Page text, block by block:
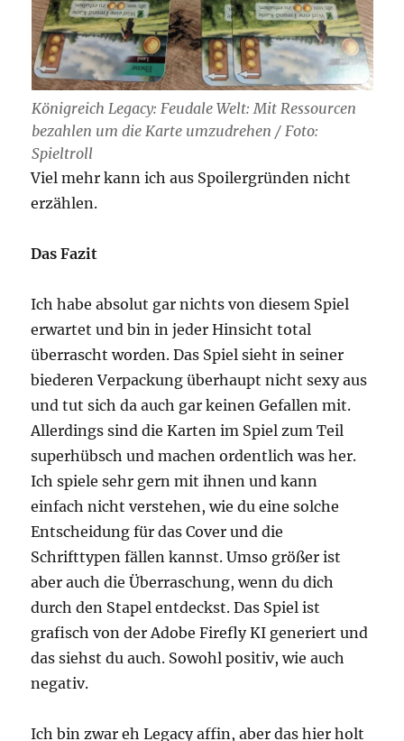
Königreich Legacy: Feudale Welt: Mit Ressourcen
bezahlen um die Karte umzudrehen / Foto:
Spieltroll
Viel mehr kann ich aus Spoilergründen nicht
erzählen.
Das Fazit
Ich habe absolut gar nichts von diesem Spiel
erwartet und bin in jeder Hinsicht total
überrascht worden. Das Spiel sieht in seiner
biederen Verpackung überhaupt nicht sexy aus
und tut sich da auch gar keinen Gefallen mit.
Allerdings sind die Karten im Spiel zum Teil
superhübsch und machen ordentlich was her.
Ich spiele sehr gern mit ihnen und kann
einfach nicht verstehen, wie du eine solche
Entscheidung für das Cover und die
Schrifttypen fällen kannst. Umso größer ist
aber auch die Überraschung, wenn du dich
durch den Stapel entdeckst. Das Spiel ist
grafisch von der Adobe Firefly KI generiert und
das siehst du auch. Sowohl positiv, wie auch
negativ.
Ich bin zwar eh Legacy affin, aber das hier holt